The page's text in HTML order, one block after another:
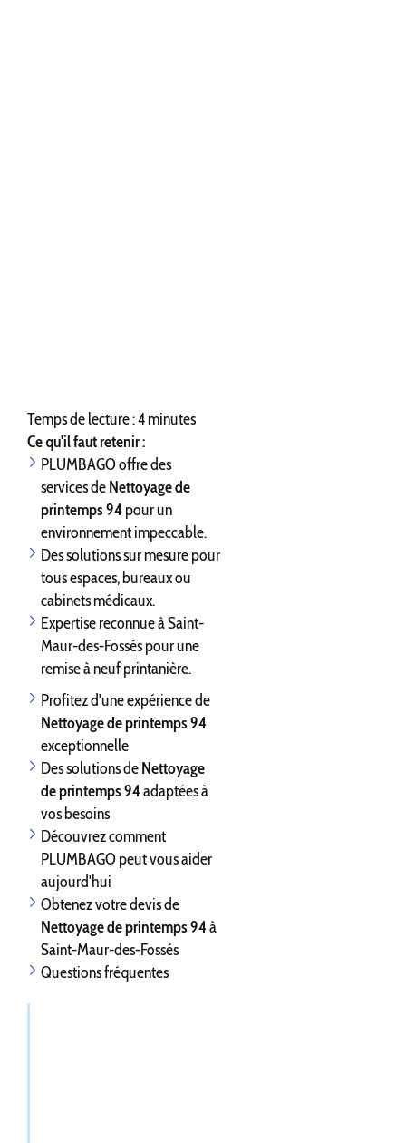
Temps de lecture : 4 minutes
Ce qu'il faut retenir :
PLUMBAGO offre des
services deNettoyage de
printemps 94 pour un
environnement impeccable.
Des solutions sur mesure pour
tous espaces, bureaux ou
cabinets médicaux.
Expertise reconnue à Saint-
Maur-des-Fossés pour une
remise à neuf printanière.
Profitez d'une expérience de
Nettoyage de printemps 94
exceptionnelle
Des solutions deNettoyage
de printemps 94adaptées à
vos besoins
Découvrez comment
PLUMBAGO peut vous aider
aujourd'hui
Obtenez votre devis de
Nettoyage de printemps 94à
Saint-Maur-des-Fossés
Questions fréquentes